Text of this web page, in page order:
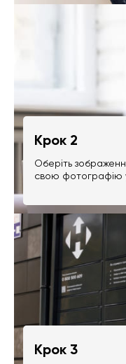
Крок 2
Оберіть
свою фотографію
Крок 3